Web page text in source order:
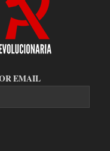
EMAIL